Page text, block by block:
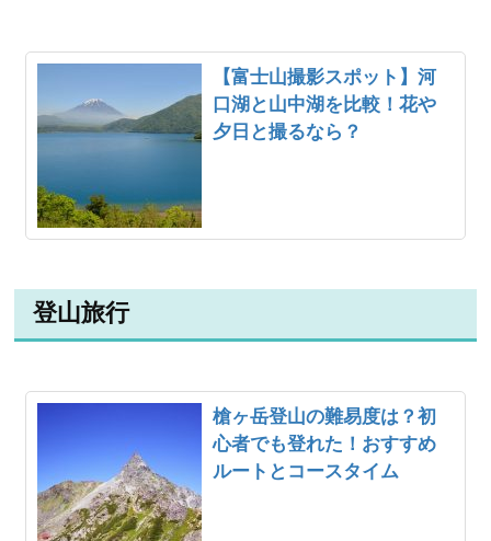
【富士山撮影スポット】河
口湖と山中湖を比較！花や
夕日と撮るなら？
登山旅行
槍ヶ岳登山の難易度は？初
心者でも登れた！おすすめ
ルートとコースタイム